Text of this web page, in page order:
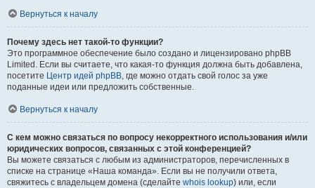
Вернуться к началу
Почему здесь нет такой-то функции?
Это программное обеспечение было создано и лицензировано phpBB
Limited. Если вы считаете, что какая-то функция должна быть добавлена,
посетите Центр идей phpBB, где можно отдать свой голос за уже
поданные идеи или предложить собственные.
Вернуться к началу
С кем можно связаться по вопросу некорректного использования и/или
юридических вопросов, связанных с этой конференцией?
Вы можете связаться с любым из администраторов, перечисленных в
списке на странице «Наша команда». Если вы не получили ответа,
свяжитесь с владельцем домена (сделайте whois lookup) или, если